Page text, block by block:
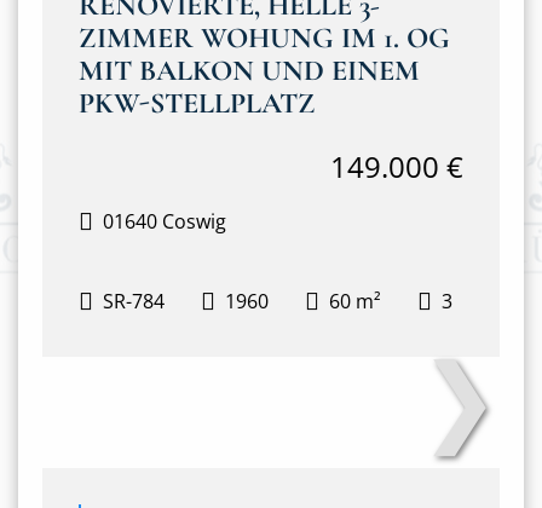
ZIMMER WOHUNG IM 1. OG
MIT BALKON UND EINEM
PKW-STELLPLATZ
01640 Coswig
149.000 €
SR-784 1960 60 m² 3
❯